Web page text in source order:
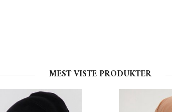
MEST VISTE PRODUKTER